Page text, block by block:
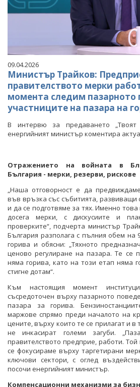
09.04.2026
Министър Трайков:
правителството мерки
момента следим пазарното
участниците на пазара на
В интервю за предаването „Твоят
енергийният министър коментира
Отражението на войната в
България - мерки, резерви, рискове
„Наша отговорност е да
във връзка със събитията, развиващи
и да се подготвяме за тях. Именно
досега мерки, с дискусиите и
проверките“, подчерта министър
България разполага с пълния обем на
горива и обясни: „Тяхното
ценово регулиране на пазара. Те се
няма горива, като на този етап няма
стигне дотам“.
Към настоящия момент
съсредоточен върху пазарното
пазара за горива.
маржове спрямо преди началото на
цените, върху които те се прилагат и в
не инкасират големи загуби.
правителството предприе, работи.
се фокусираме върху таргетирани
ключови сектори, с оглед
посочи енергийният министър.
Компенсационни механизми за